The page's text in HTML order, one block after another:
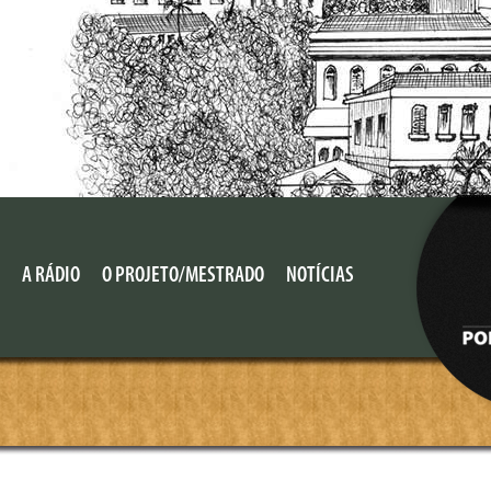
A RÁDIO O PROJETO/MESTRADO NOTÍCIAS